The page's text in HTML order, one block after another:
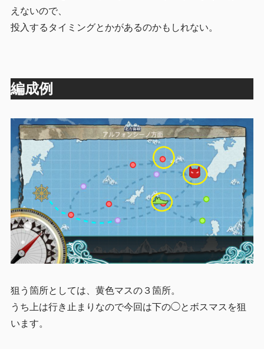
えないので、
投入するタイミングとかがあるのかもしれない。
編成例
狙う箇所としては、黄色マスの３箇所。
うち上は行き止まりなので今回は下の◯とボスマスを狙
います。